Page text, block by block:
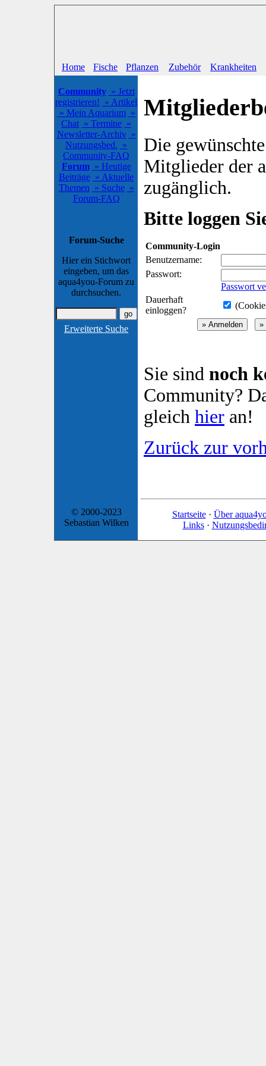
Home Fische Pflanzen Zubehör Krankheiten
Community » Jetzt
registrieren! » Artikel
» Mein Aquarium »
Chat » Termine »
Newsletter-Archiv »
Nutzungsbed. »
Community-FAQ
Forum » Heutige
Beiträge » Aktuelle
Themen » Suche »
Forum-FAQ
Forum-Suche
Hier ein Stichwort
eingeben, um das
aqua4you-Forum zu
durchsuchen.
Erweiterte Suche
Die
Mitglieder der
zugänglich.
Bitte loggen
Community-Login
Benutzername:
Passwort:
Passwort
Dauerhaft
einloggen?
Sie sind noch
Community?
gleich hier an!
Zurück zur
© 2000-2023
Sebastian Wilken
Startseite· Über
Links·